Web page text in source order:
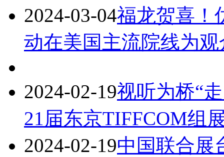
2024-03-04福龙贺喜！
动在美国主流院线为
2024-02-19视听为桥“
21届东京TIFFCOM组
2024-02-19中国联合展